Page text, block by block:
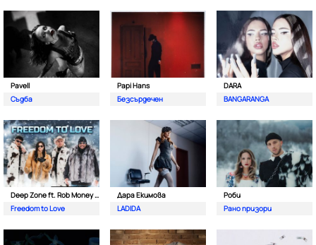
Pavell
Съдба
Papi Hans
Безсърдечен
DARA
BANGARANGA
Deep Zone ft. Rob Money (C-Block)
Freedom to Love
Дара Екимова
LADIDA
Роби
Рано призори